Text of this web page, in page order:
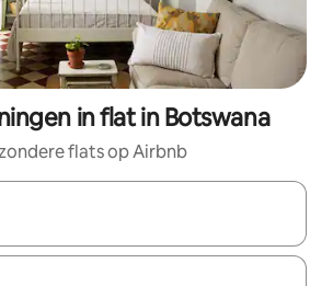
in flat in Botswana
flats op Airbnb
beschikbaar zijn, maak je een keuze